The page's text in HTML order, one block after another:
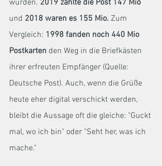
wurden. 2019 zählte die Post 147 Mio
und 2018 waren es 155 Mio. Zum
Vergleich: 1998 fanden noch 440 Mio
Postkarten den Weg in die Briefkästen
ihrer erfreuten Empfänger (Quelle:
Deutsche Post). Auch, wenn die Grüße
heute eher digital verschickt werden,
bleibt die Aussage oft die gleiche: "Guckt
mal, wo ich bin" oder "Seht her, was ich
mache."